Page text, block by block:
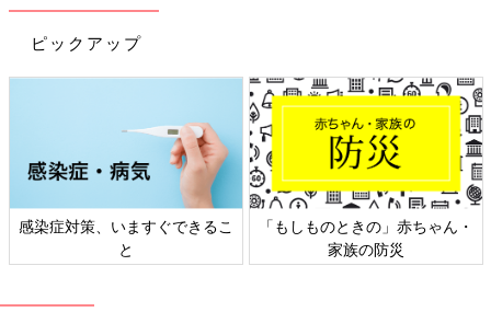
予定日より早く生まれ、３月末に滑り込んだ次女。２歳になりま
したが、１年後の4月には幼稚園 の年少さんです！
えっ、もう！？早くない？
ピックアップ
感染症対策、いますぐできるこ
と
「もしものときの」赤ちゃん・
家族の防災